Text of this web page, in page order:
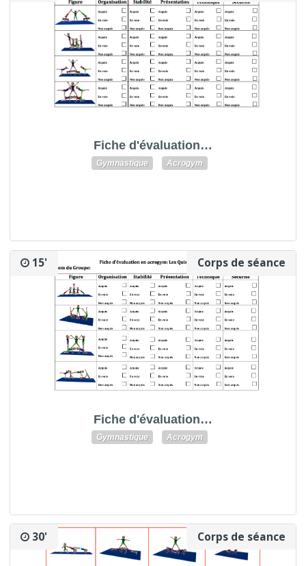
Fiche d'évaluation…
Gymnastique Acrogym
Corps de séance
15'
Fiche d'évaluation…
Gymnastique Acrogym
Corps de séance
30'